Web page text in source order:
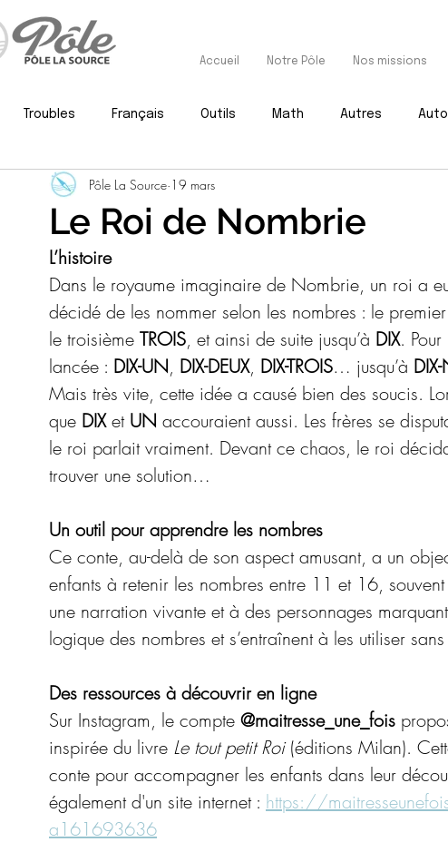
Accueil Notre Pôle Nos missions
Troubles Français Outils Math Autres
Psy, neuropsy & méthodo
Le Roi de Nombrie
Pôle La Source 19 mars
L’histoire
Dans le royaume imaginaire de Nombrie, un roi a
décidé de les nommer selon les nombres : le
le troisième TROIS, et ainsi de suite jusqu’à DIX.
lancée : DIX-UN, DIX-DEUX, DIX-TROIS… jusqu’à
Mais très vite, cette idée a causé bien des soucis.
que DIX et UN accouraient aussi. Les frères se
le roi parlait vraiment. Devant ce chaos, le roi
trouver une solution…
Un outil pour apprendre les nombres
Ce conte, au-delà de son aspect amusant, a un
enfants à retenir les nombres entre 11 et 16,
une narration vivante et à des personnages
logique des nombres et s’entraînent à les utiliser
Des ressources à découvrir en ligne
Sur Instagram, le compte @maitresse_une_fois
inspirée du livre Le tout petit Roi (éditions Milan).
conte pour accompagner les enfants dans leur
également d'un site internet : https://
a161693636